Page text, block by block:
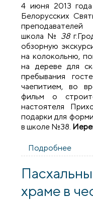
4 июня 2013
Белорусских
школа № 38
обзорную
на колокольню,
на дереве для
пребывания
чаепитием, во
фильм о
настоятеля
подарки для
в школе №38.
Подробнее
храм
храме в